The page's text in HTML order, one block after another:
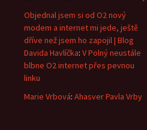
Objednal jsem si od O2 nový
modem a internet mi jede, ještě
dříve než jsem ho zapojil | Blog
Davida Havlíčka: V Polný neustále
blbne O2 internet přes pevnou
linku
Marie Vrbová: Ahasver Pavla Vrby